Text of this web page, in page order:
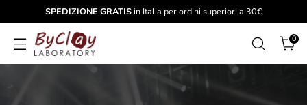
SPEDIZIONE GRATISin Italia per ordini superiori a 30€
0